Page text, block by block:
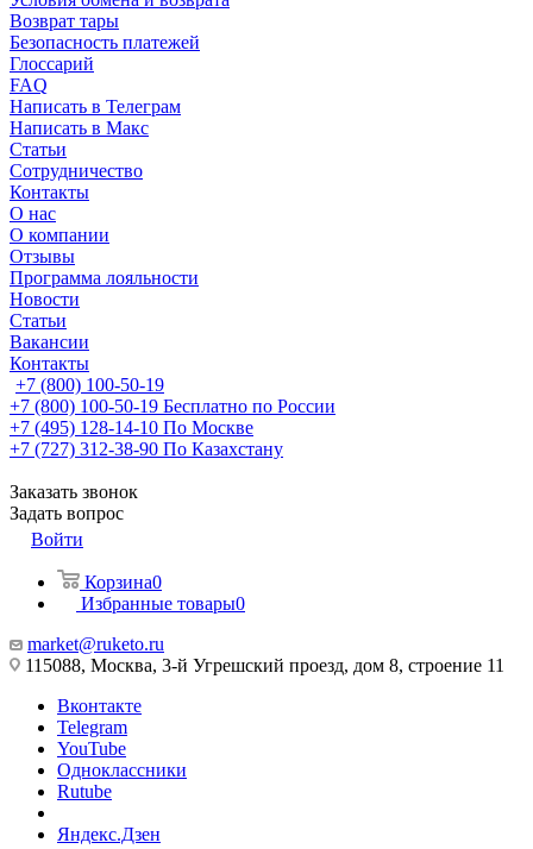
Возврат тары
Безопасность платежей
Глоссарий
FAQ
Написать в Телеграм
Написать в Макс
Статьи
Сотрудничество
Контакты
О нас
О компании
Отзывы
Программа лояльности
Новости
Статьи
Вакансии
Контакты
+7 (800) 100-50-19
+7 (800) 100-50-19 Бесплатно по России
+7 (495) 128-14-10 По Москве
+7 (727) 312-38-90 По Казахстану
Заказать звонок
Задать вопрос
Войти
Корзина0
Избранные товары0
market@ruketo.ru
115088, Москва, 3-й Угрешский проезд, дом 8, строение 11
Вконтакте
Telegram
YouTube
Одноклассники
Rutube
Яндекс.Дзен